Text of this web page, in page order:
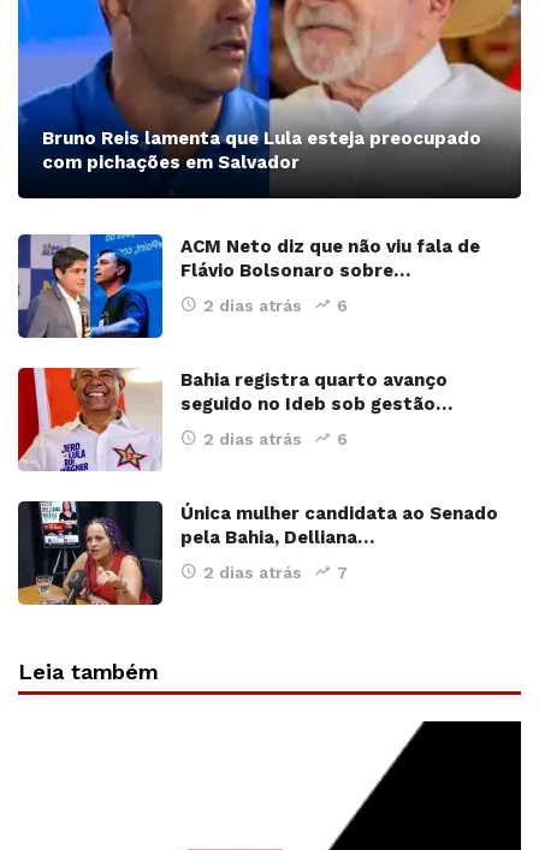
Bruno Reis lamenta que Lula esteja preocupado
com pichações em Salvador
ACM Neto diz que não viu fala de
Flávio Bolsonaro sobre…
2 dias atrás 6
Bahia registra quarto avanço
seguido no Ideb sob gestão…
2 dias atrás 6
Única mulher candidata ao Senado
pela Bahia, Delliana…
2 dias atrás 7
Leia também